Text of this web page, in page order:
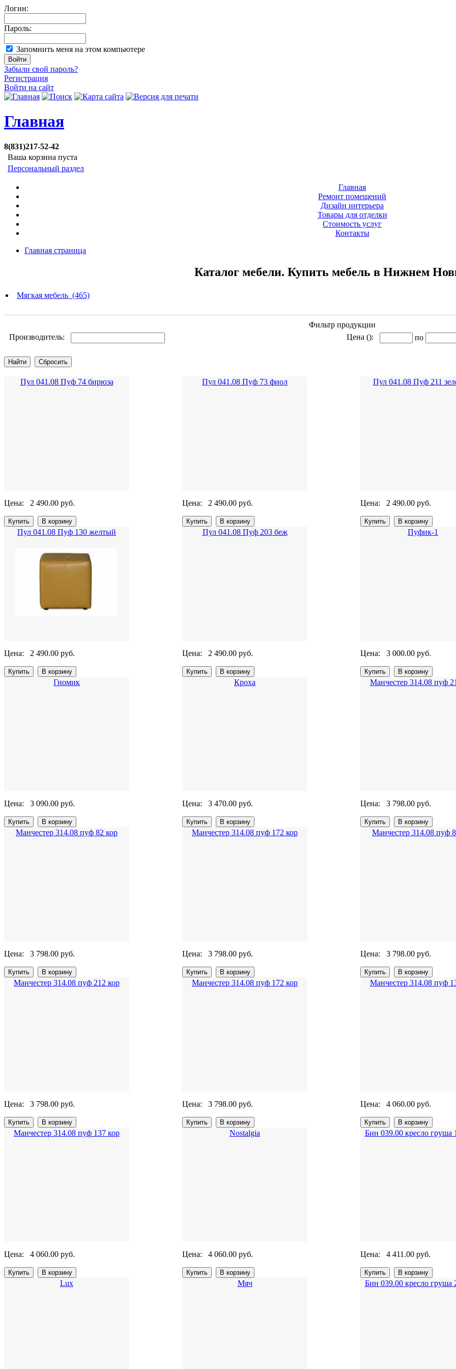
Логин:
Пароль:
Запомнить меня на этом компьютере
Забыли свой пароль?
Регистрация
Войти на сайт
Главная
8(831)217-52-42
Ваша корзина пуста
Персональный раздел
Главная
Ремонт помещений
Дизайн интерьера
Товары для отделки
Стоимость услуг
Контакты
Главная страница
Каталог мебели. Купить мебель в Нижнем
Мягкая мебель (465)
Фильтр продукции
Производитель:
Цена (): по
Пул 041.08 Пуф 74 бирюза
Цена: 2 490.00 руб.
Пул 041.08 Пуф 73 фиол
Цена: 2 490.00 руб.
Пул 041.08 Пуф 211
Цена: 2 490.00 руб.
Пул 041.08 Пуф 130 желтый
Цена: 2 490.00 руб.
Пул 041.08 Пуф 203 беж
Цена: 2 490.00 руб.
Пуфик-1
Цена: 3 000.00 руб.
Гномик
Цена: 3 090.00 руб.
Кроха
Цена: 3 470.00 руб.
Манчестер 314.08 пуф
Цена: 3 798.00 руб.
Манчестер 314.08 пуф 82 кор
Цена: 3 798.00 руб.
Манчестер 314.08 пуф 172 кор
Цена: 3 798.00 руб.
Манчестер 314.08 пуф
Цена: 3 798.00 руб.
Манчестер 314.08 пуф 212 кор
Цена: 3 798.00 руб.
Манчестер 314.08 пуф 172 кор
Цена: 3 798.00 руб.
Манчестер 314.08 пуф
Цена: 4 060.00 руб.
Манчестер 314.08 пуф 137 кор
Цена: 4 060.00 руб.
Nostalgia
Цена: 4 060.00 руб.
Бин 039.00 кресло груша
Цена: 4 411.00 руб.
Lux Мяч Бин 039.00 кресло груша